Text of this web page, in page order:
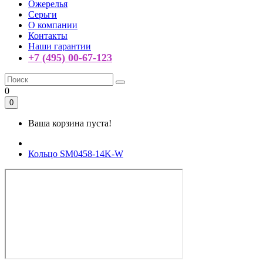
Ожерелья
Серьги
О компании
Контакты
Наши гарантии
+7 (495) 00-67-123
0
0
Ваша корзина пуста!
Кольцо SM0458-14K-W